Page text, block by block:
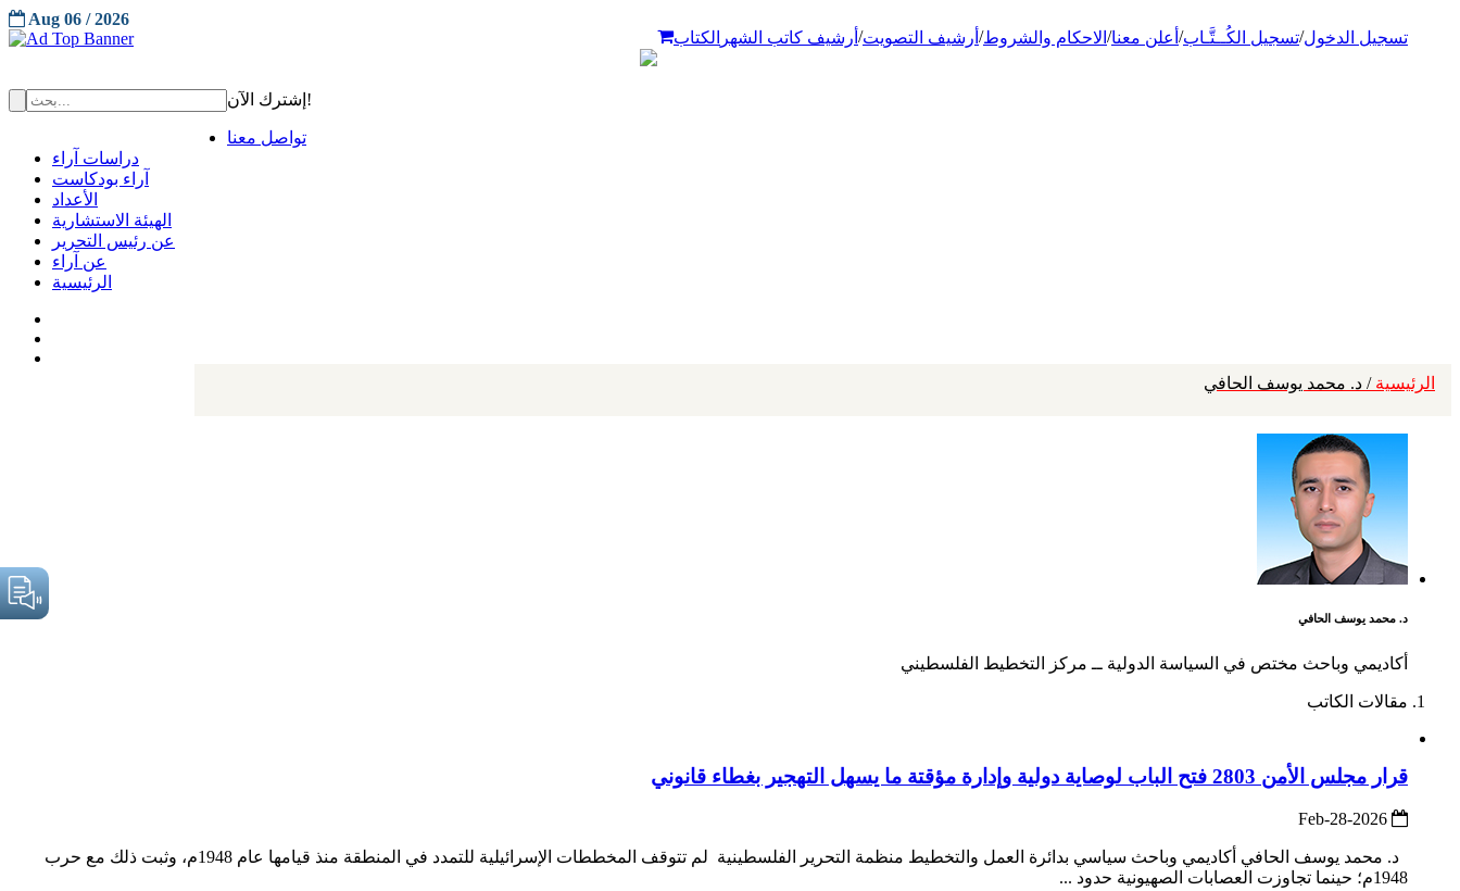
تسجيل الدخول/تسجيل الكُــتَّـاب/ أعلن معنا/ الاحكام والشروط/ أرشيف التصويت/ أرشيف كاتب الشهر الكتاب
Aug 06 / 2026
إشترك الآن!
تواصل معنا
دراسات آراء
آراء بودكاست
الأعداد
الهيئة الاستشارية
عن رئيس التحرير
عن آراء
الرئيسية
الرئيسية / د. محمد يوسف الحافي
د. محمد يوسف الحافي
أكاديمي وباحث مختص في السياسة الدولية ــ مركز التخطيط الفلسطيني
مقالات الكاتب
قرار مجلس الأمن 2803 فتح الباب لوصاية دولية وإدارة مؤقتة ما يسهل التهجير بغطاء قانوني
د. محمد يوسف الحافي أكاديمي وباحث سياسي بدائرة العمل والتخطيط منظمة التحرير الفلسطينية لم تتوقف المخططات الإسرائيلية للتمدد في المنطقة منذ قيامها عام 1948م، وثبت ذلك مع حرب
1948م؛ حينما تجاوزت العصابات الصهيونية حدود ...